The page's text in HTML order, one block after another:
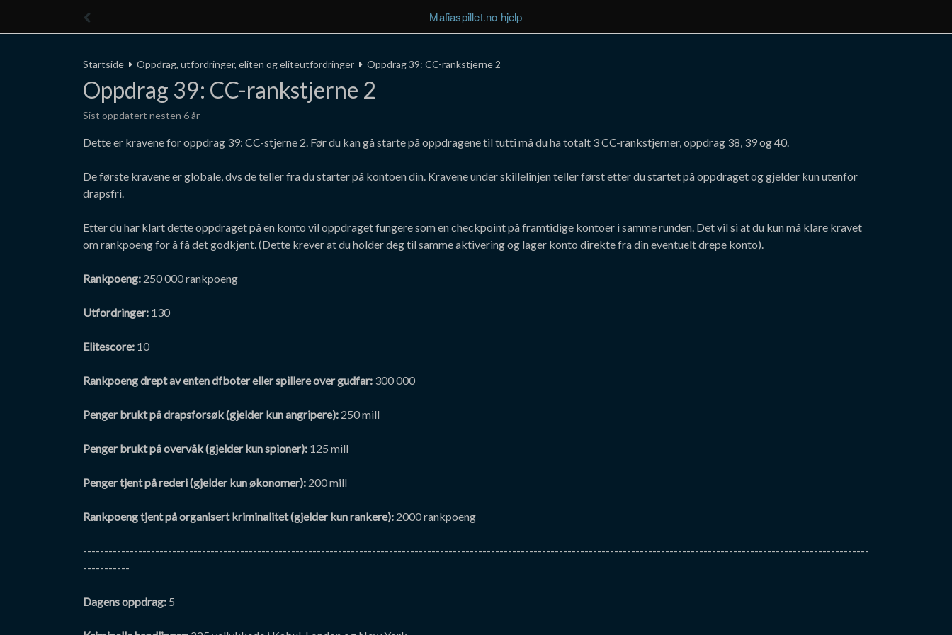
Mafiaspillet.no hjelp
Startside Oppdrag, utfordringer, eliten og eliteutfordringer Oppdrag 39: CC-rankstjerne 2
Oppdrag 39: CC-rankstjerne 2
Sist oppdatert nesten 6 år
Dette er kravene for oppdrag 39: CC-stjerne 2. Før du kan gå starte på oppdragene til tutti må du ha totalt 3 CC-rankstjerner, oppdrag 38, 39 og 40.
De første kravene er globale, dvs de teller fra du starter på kontoen din. Kravene under skillelinjen teller først etter du startet på oppdraget og gjelder kun utenfor
drapsfri.
Etter du har klart dette oppdraget på en konto vil oppdraget fungere som en checkpoint på framtidige kontoer i samme runden. Det vil si at du kun må klare kravet
om rankpoeng for å få det godkjent. (Dette krever at du holder deg til samme aktivering og lager konto direkte fra din eventuelt drepe konto).
Rankpoeng: 250 000 rankpoeng
Utfordringer: 130
Elitescore: 10
Rankpoeng drept av enten dfboter eller spillere over gudfar: 300 000
Penger brukt på drapsforsøk (gjelder kun angripere): 250 mill
Penger brukt på overvåk (gjelder kun spioner): 125 mill
Penger tjent på rederi (gjelder kun økonomer): 200 mill
Rankpoeng tjent på organisert kriminalitet (gjelder kun rankere): 2000 rankpoeng
-----------------------------------------------------------------------------------------------------------------------------------------------------------------------------------------
-----------
Dagens oppdrag: 5